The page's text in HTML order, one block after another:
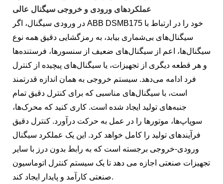
عملکردهای ورودی و خروجی سیگنال عالی
در ورودی سیگنال، اگر ABB DSMB175 خود را در ارتباط با
سیگنال‌های بی‌شماری بیابد، به رمزگشایی دقیق همه نوع
سیگنال‌ها، اعم از سیگنال‌های ضعیف از سنسورها، فرستنده‌ها
و هر قطعه دیگری از تجهیزات، یا سیگنال‌های پیچیده از کنترل
فرد ادامه می‌دهد. سیستم خروجی به همان اندازه قدرتمند
است، با سیگنال‌های مناسبی که برای کنترل دقیق تمام
جنبه‌های تولید ایجاد شده است. کاری کنید که محرک‌ها،
سوپاپ‌ها، موتورها را در عمل به حرکت درآورد. کنترل دقیق
فرآیندهای تولید را کامل خواهد کرد. این یک عملکرد سیگنال
ورودی-خروجی برجسته است که به رابط بدون درز با سایر
تجهیزات صنعتی اجازه می دهد تا یک سیستم کنترل اتوماسیون
صنعتی کارآمد و پایدار ایجاد کند.